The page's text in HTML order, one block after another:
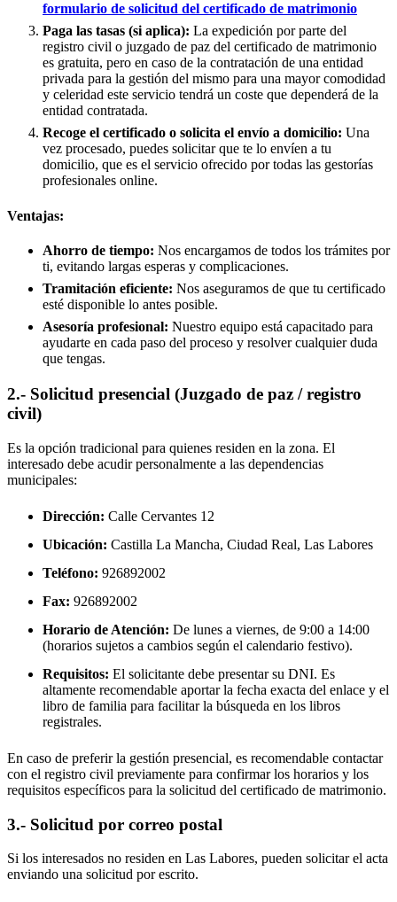
formulario de solicitud del certificado de matrimonio
Paga las tasas (si aplica): La expedición por parte del
registro civil o juzgado de paz del certificado de matrimonio
es gratuita, pero en caso de la contratación de una entidad
privada para la gestión del mismo para una mayor comodidad
y celeridad este servicio tendrá un coste que dependerá de la
entidad contratada.
Recoge el certificado o solicita el envío a domicilio: Una
vez procesado, puedes solicitar que te lo envíen a tu
domicilio, que es el servicio ofrecido por todas las gestorías
profesionales online.
Ventajas:
Ahorro de tiempo: Nos encargamos de todos los trámites por
ti, evitando largas esperas y complicaciones.
Tramitación eficiente: Nos aseguramos de que tu certificado
esté disponible lo antes posible.
Asesoría profesional: Nuestro equipo está capacitado para
ayudarte en cada paso del proceso y resolver cualquier duda
que tengas.
2.- Solicitud presencial (Juzgado de paz / registro
civil)
Es la opción tradicional para quienes residen en la zona. El
interesado debe acudir personalmente a las dependencias
municipales:
Dirección: Calle Cervantes 12
Ubicación: Castilla La Mancha, Ciudad Real, Las Labores
Teléfono: 926892002
Fax: 926892002
Horario de Atención: De lunes a viernes, de 9:00 a 14:00
(horarios sujetos a cambios según el calendario festivo).
Requisitos: El solicitante debe presentar su DNI. Es
altamente recomendable aportar la fecha exacta del enlace y el
libro de familia para facilitar la búsqueda en los libros
registrales.
En caso de preferir la gestión presencial, es recomendable contactar
con el registro civil previamente para confirmar los horarios y los
requisitos específicos para la solicitud del certificado de matrimonio.
3.- Solicitud por correo postal
Si los interesados no residen en Las Labores, pueden solicitar el acta
enviando una solicitud por escrito.